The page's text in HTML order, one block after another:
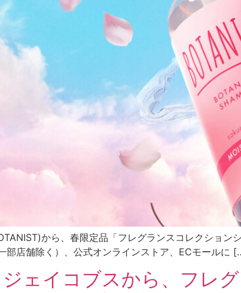
から、春限定品「フレグランスコレクショ
部店舗除く）、公式オンラインストア、ECモールに
ェイコブスから、フレ